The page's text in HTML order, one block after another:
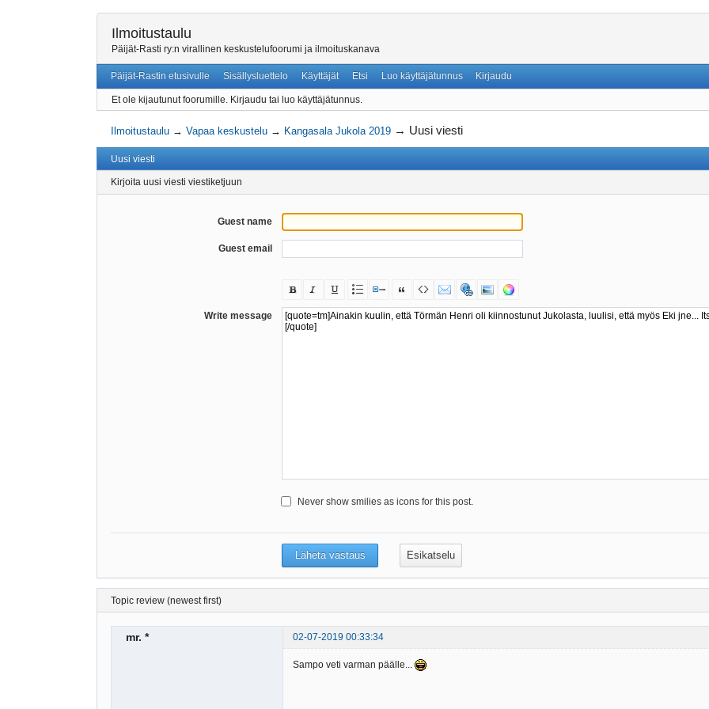
Ilmoitustaulu
Päijät-Rasti ry:n virallinen keskustelufoorumi ja ilmoituskanava
Päijät-Rastin etusivulle Sisällysluettelo Käyttäjät Etsi Luo käyttäjätunnus Kirjaudu
Et ole kijautunut foorumille. Kirjaudu tai luo käyttäjätunnus.
Ilmoitustaulu →Vapaa keskustelu → Kangasala Jukola 2019 → Uusi viesti
Uusi viesti
Kirjoita uusi viesti viestiketjuun
Guest name
Guest email
Write message
Never show smilies as icons for this post.
Topic review (newest first)
mr. * 02-07-2019 00:33:34
Sampo veti varman päälle...